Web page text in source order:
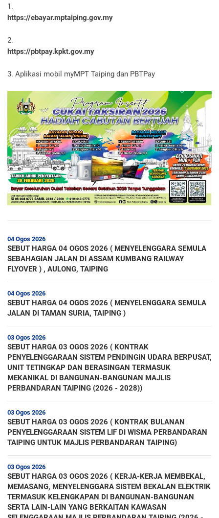
1.
https://ebayar.mptaiping.gov.my
2.
https://pbtpay.kpkt.gov.my
3. Aplikasi mobil myMPT Taiping dan PBTPay
04 Ogos 2026
SEBUT HARGA 04 OGOS 2026 ( MENYELENGGARA SEMULA
SEBAHAGIAN JALAN DI ASSAM KUMBANG RAILWAY
FLYOVER ) , AULONG, TAIPING
04 Ogos 2026
SEBUT HARGA 04 OGOS 2026 ( MENYELENGGARA SEMULA
JALAN DI TAMAN SURIA, TAIPING )
03 Ogos 2026
SEBUT HARGA 03 OGOS 2026 ( KONTRAK
PENYELENGGARAAN SISTEM PENDINGIN UDARA BERPUSAT,
UNIT TETINGKAP DAN BERASINGAN TERMASUK
MEKANIKAL DI BANGUNAN-BANGUNAN MAJLIS
PERBANDARAN TAIPING (2026 - 2028))
03 Ogos 2026
SEBUT HARGA 03 OGOS 2026 ( KONTRAK BULANAN
PENYELENGGARAAN SISTEM LIF DI WISMA PERBANDARAN
TAIPING UNTUK MAJLIS PERBANDARAN TAIPING)
03 Ogos 2026
SEBUT HARGA 03 OGOS 2026 ( KERJA-KERJA MEMBEKAL,
MEMASANG, MENYELENGGARA SISTEM BEKALAN ELEKTRIK
TERMASUK KELENGKAPAN DI BANGUNAN-BANGUNAN
SERTA LAIN-LAIN YANG BERKAITAN KAWASAN